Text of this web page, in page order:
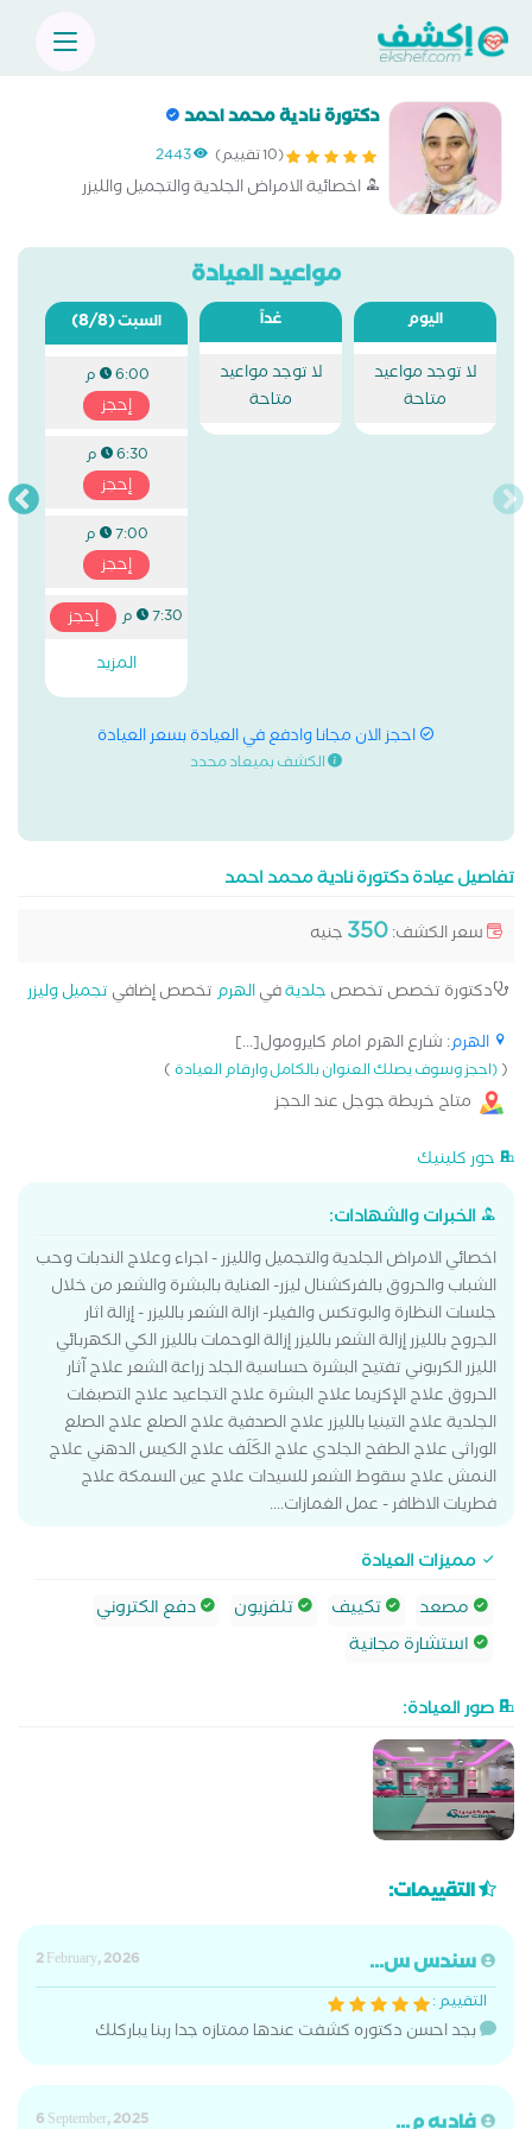
دكتورة نادية محمد احمد
(10 تقييم) 2443
اخصائية الامراض الجلدية والتجميل والليزر
مواعيد العيادة
اليوم
لا توجد مواعيد
متاحة
غداً
لا توجد مواعيد
متاحة
السبت(8/8)
6:00 م
إحجز
6:30 م
إحجز
7:00 م
إحجز
7:30 م
إحجز
المزيد
احجز الان مجانا وادفع في العيادة بسعر العيادة
الكشف بميعاد محدد
تفاصيل عيادة دكتورة نادية محمد احمد
سعر الكشف:350 جنيه
دكتورة تخصص تخصص جلديةفيالهرم تخصص إضافي تجميل وليزر
الهرم: شارع الهرم امام كايرومول[...]
((احجز وسوف يصلك العنوان بالكامل وارقام العيادة)
متاح خريطة جوجل عند الحجز
حور كلينيك
الخبرات والشهادات:
اخصائي الامراض الجلدية والتجميل والليزر - اجراء وعلاج الندبات وحب
الشباب والحروق بالفركشنال ليزر- العناية بالبشرة والشعر من خلال
جلسات النظارة والبوتكس والفيلر- ازالة الشعر بالليزر - إزالة اثار
الجروح بالليزر إزالة الشعر بالليزر إزالة الوحمات بالليزر الكي الكهربائي
الليزر الكربوني تفتيح البشرة حساسية الجلد زراعة الشعر علاج آثار
الحروق علاج الإكزيما علاج البشرة علاج التجاعيد علاج التصبغات
الجلدية علاج التينيا بالليزر علاج الصدفية علاج الصلع علاج الصلع
الوراثى علاج الطفح الجلدي علاج الكَلَف علاج الكيس الدهني علاج
النمش علاج سقوط الشعر للسيدات علاج عين السمكة علاج
فطريات الاظافر - عمل الغمازات....
مميزات العيادة
مصعد
تكييف تلفزيون
دفع الكتروني
استشارة مجانية
صور العيادة:
التقييمات:
سندس س...
2 February, 2026
التقييم :
بجد احسن دكتوره كشفت عندها ممتازه جدا ربنا يباركلك
6 September, 2025